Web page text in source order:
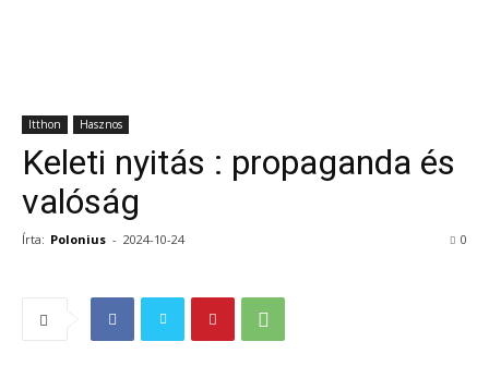
Itthon Hasznos
Keleti nyitás : propaganda és
valóság
Írta: Polonius - 2024-10-24 0